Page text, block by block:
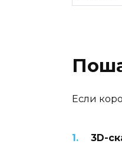
Если
3D-